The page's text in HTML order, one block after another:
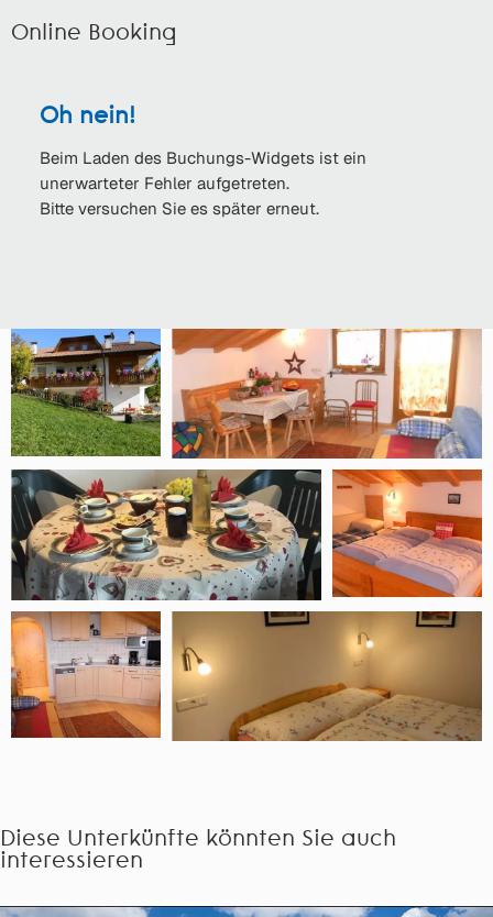
Online Booking
Oh nein!
Beim Laden des Buchungs-Widgets ist ein
unerwarteter Fehler aufgetreten.
Bitte versuchen Sie es später erneut.
Diese Unterkünfte könnten Sie auch
interessieren